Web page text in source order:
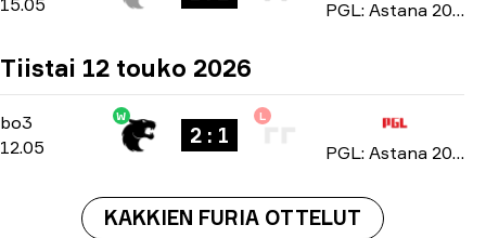
15.05
PGL: Astana 2026
Tiistai 12 touko 2026
bo3 Group Stage-bo3
12.05
W
2 : 1
L
PGL: Astana 2026
KAKKIEN FURIA OTTELUT